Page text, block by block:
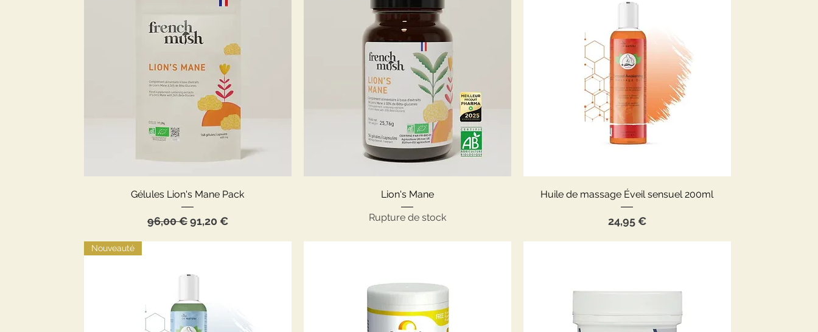
Aperçu rapide
Gélules Lion's Mane Pack
Prix original
96,00 €Prix promotionnel
91,20 €
Aperçu rapide
Lion's Mane
Rupture de stock
Aperçu rapide
Huile de massage Éveil sensuel 200ml
Prix
24,95 €
Nouveauté